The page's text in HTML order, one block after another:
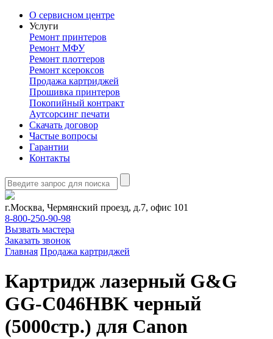
О сервисном центре
Услуги
Ремонт принтеров
Ремонт МФУ
Ремонт плоттеров
Ремонт ксероксов
Продажа картриджей
Прошивка принтеров
Покопийный контракт
Аутсорсинг печати
Скачать договор
Частые вопросы
Гарантии
Контакты
г.Москва, Чермянский проезд, д.7, офис 101
8-800-250-90-98
Вызвать мастера
Заказать звонок
Главная Продажа картриджей
Картридж лазерный G&G
GG-C046HBK черный
(5000стр.) для Canon